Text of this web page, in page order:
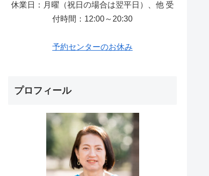
休業日：月曜（祝日の場合は翌平日）、他 受
付時間：12:00～20:30
予約センターのお休み
プロフィール